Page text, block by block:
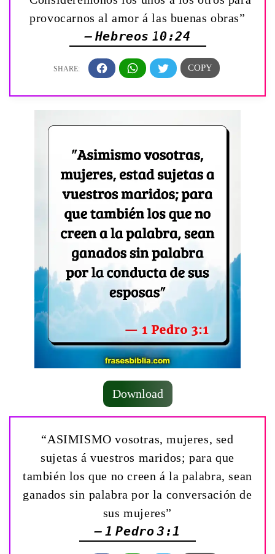
provocarnos al amor á las buenas obras”
— Hebreos 10:24
Download
“ASIMISMO vosotras, mujeres, sed
sujetas á vuestros maridos; para que
también los que no creen á la palabra, sean
ganados sin palabra por la conversación de
sus mujeres”
— 1 Pedro 3:1